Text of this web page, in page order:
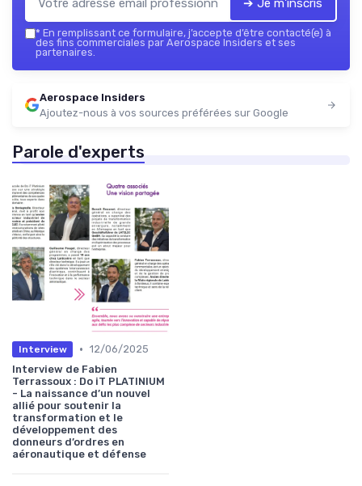
➔ Je m'inscris
* En remplissant ce formulaire, j’accepte d’être contacté(e) à
des fins commerciales par Aerospace Insiders et ses
partenaires.
Aerospace Insiders
Ajoutez-nous à vos sources préférées sur Google
Parole d'experts
Interview • 12/06/2025
Interview de Fabien
Terrassoux : Do iT PLATINIUM
- La naissance d’un nouvel
allié pour soutenir la
transformation et le
développement des
donneurs d’ordres en
aéronautique et défense